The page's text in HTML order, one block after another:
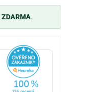
ZDARMA.